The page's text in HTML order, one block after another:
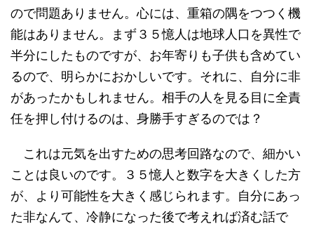
ので問題ありません。心には、重箱の隅をつつく機
能はありません。まず３５憶人は地球人口を異性で
半分にしたものですが、お年寄りも子供も含めてい
るので、明らかにおかしいです。それに、自分に非
があったかもしれません。相手の人を見る目に全責
任を押し付けるのは、身勝手すぎるのでは？
これは元気を出すための思考回路なので、細かい
ことは良いのです。３５憶人と数字を大きくした方
が、より可能性を大きく感じられます。自分にあっ
た非なんて、冷静になった後で考えれば済む話で